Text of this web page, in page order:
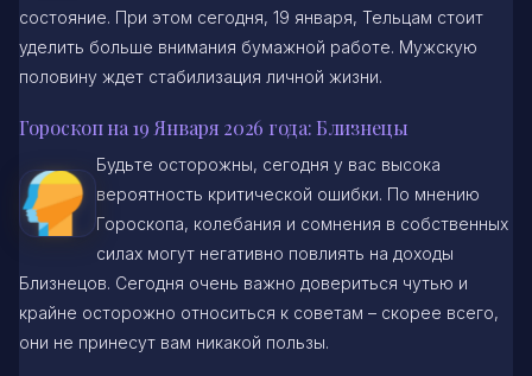
состояние. При этом сегодня, 19 января, Тельцам стоит
уделить больше внимания бумажной работе. Мужскую
половину ждет стабилизация личной жизни.
Гороскоп на 19 Января 2026 года: Близнецы
Будьте осторожны, сегодня у вас высока
вероятность критической ошибки. По мнению
Гороскопа, колебания и сомнения в собственных
силах могут негативно повлиять на доходы
Близнецов. Сегодня очень важно довериться чутью и
крайне осторожно относиться к советам – скорее всего,
они не принесут вам никакой пользы.